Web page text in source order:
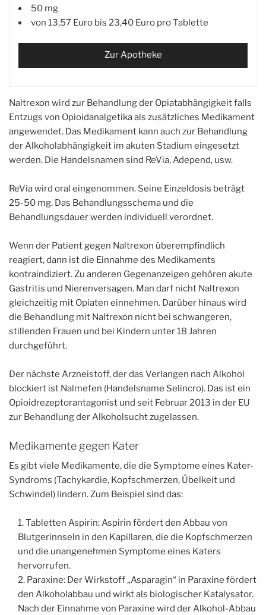
50 mg
von 13,57 Euro bis 23,40 Euro pro Tablette
Zur Apotheke
Naltrexon wird zur Behandlung der Opiatabhängigkeit falls
Entzugs von Opioidanalgetika als zusätzliches Medikament
angewendet. Das Medikament kann auch zur Behandlung
der Alkoholabhängigkeit im akuten Stadium eingesetzt
werden. Die Handelsnamen sind ReVia, Adepend, usw.
ReVia wird oral eingenommen. Seine Einzeldosis beträgt
25-50 mg. Das Behandlungsschema und die
Behandlungsdauer werden individuell verordnet.
Wenn der Patient gegen Naltrexon überempfindlich
reagiert, dann ist die Einnahme des Medikaments
kontraindiziert. Zu anderen Gegenanzeigen gehören akute
Gastritis und Nierenversagen. Man darf nicht Naltrexon
gleichzeitig mit Opiaten einnehmen. Darüber hinaus wird
die Behandlung mit Naltrexon nicht bei schwangeren,
stillenden Frauen und bei Kindern unter 18 Jahren
durchgeführt.
Der nächste Arzneistoff, der das Verlangen nach Alkohol
blockiert ist Nalmefen (Handelsname Selincro). Das ist ein
Opioidrezeptorantagonist und seit Februar 2013 in der EU
zur Behandlung der Alkoholsucht zugelassen.
Medikamente gegen Kater
Es gibt viele Medikamente, die die Symptome eines Kater-
Syndroms (Tachykardie, Kopfschmerzen, Übelkeit und
Schwindel) lindern. Zum Beispiel sind das:
Tabletten Aspirin: Aspirin fördert den Abbau von
Blutgerinnseln in den Kapillaren, die die Kopfschmerzen
und die unangenehmen Symptome eines Katers
hervorrufen.
Paraxine: Der Wirkstoff „Asparagin“ in Paraxine fördert
den Alkoholabbau und wirkt als biologischer Katalysator.
Nach der Einnahme von Paraxine wird der Alkohol-Abbau